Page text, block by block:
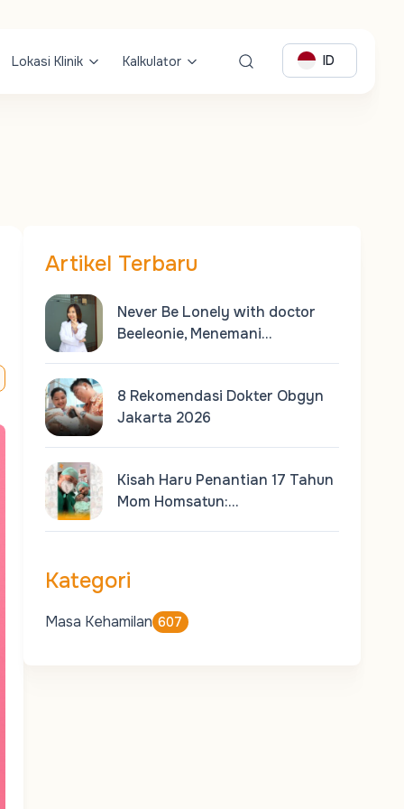
Lokasi Klinik Kalkulator ID
Artikel Terbaru
Never Be Lonely with doctor
Beeleonie, Menemani…
8 Rekomendasi Dokter Obgyn
Jakarta 2026
Kisah Haru Penantian 17 Tahun
Mom Homsatun:…
Kategori
Masa Kehamilan 607